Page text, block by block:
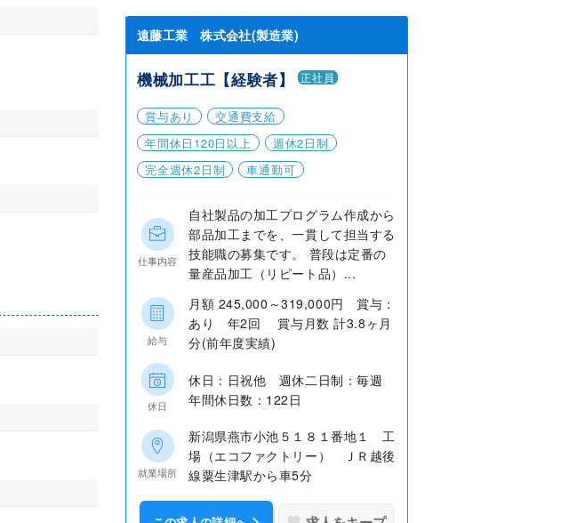
遠藤工業 株式会社(製造業)
機械加工工【経験者】 正社員
賞与あり
交通費支給
年間休日120日以上
週休2日制
完全週休2日制
車通勤可
仕事内容
自社製品の加工プログラム作成から
部品加工までを、一貫して担当する
技能職の募集です。 普段は定番の
量産品加工（リピート品）...
給与
月額 245,000～319,000円 賞与：
あり 年2回 賞与月数 計3.8ヶ月
分(前年度実績)
休日
休日：日祝他 週休二日制：毎週
年間休日数：122日
就業場所
新潟県燕市小池５１８１番地１ 工
場（エコファクトリー） ＪＲ越後
線粟生津駅から車5分